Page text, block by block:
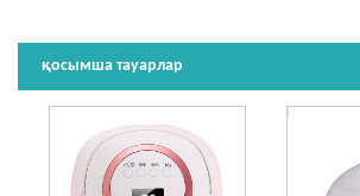
қосымша тауарлар